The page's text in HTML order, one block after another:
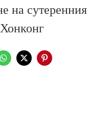
на сутеренния